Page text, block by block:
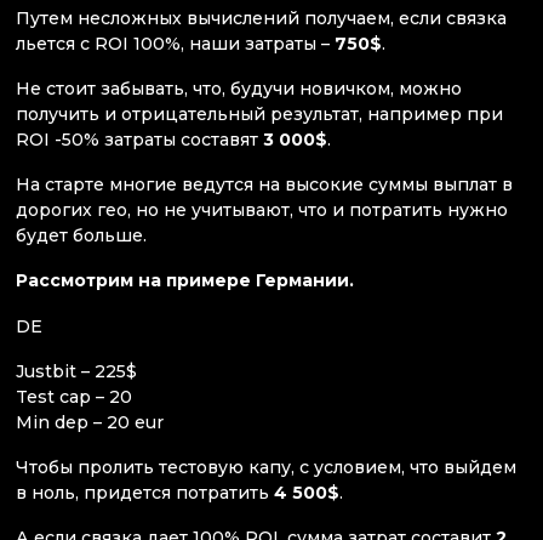
Путем несложных вычислений получаем, если связка
льется с ROI 100%, наши затраты – 750$.
Не стоит забывать, что, будучи новичком, можно
получить и отрицательный результат, например при
ROI -50% затраты составят 3 000$.
На старте многие ведутся на высокие суммы выплат в
дорогих гео, но не учитывают, что и потратить нужно
будет больше.
Рассмотрим на примере Германии.
DE
Justbit – 225$
Test cap – 20
Min dep – 20 eur
Чтобы пролить тестовую капу, с условием, что выйдем
в ноль, придется потратить 4 500$.